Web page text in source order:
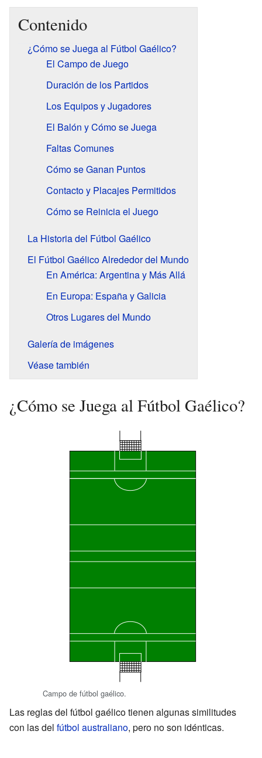
Contenido
¿Cómo se Juega al Fútbol Gaélico?
El Campo de Juego
Duración de los Partidos
Los Equipos y Jugadores
El Balón y Cómo se Juega
Faltas Comunes
Cómo se Ganan Puntos
Contacto y Placajes Permitidos
Cómo se Reinicia el Juego
La Historia del Fútbol Gaélico
El Fútbol Gaélico Alrededor del Mundo
En América: Argentina y Más Allá
En Europa: España y Galicia
Otros Lugares del Mundo
Galería de imágenes
Véase también
¿Cómo se Juega al Fútbol Gaélico?
Campo de fútbol gaélico.
Las reglas del fútbol gaélico tienen algunas similitudes
con las del fútbol australiano, pero no son idénticas.